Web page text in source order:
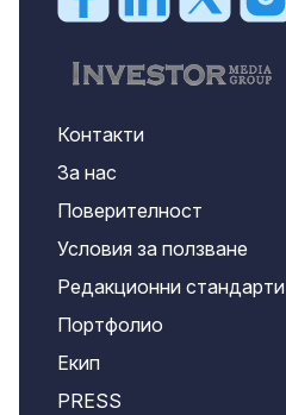
Контакти
За нас
Поверителност
Условия за ползване
Редакционни стандарти
Портфолио
Екип
PRESS